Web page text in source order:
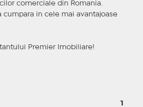
comerciale din Romania.
in cele mai avantajoase
Premier Imobiliare!